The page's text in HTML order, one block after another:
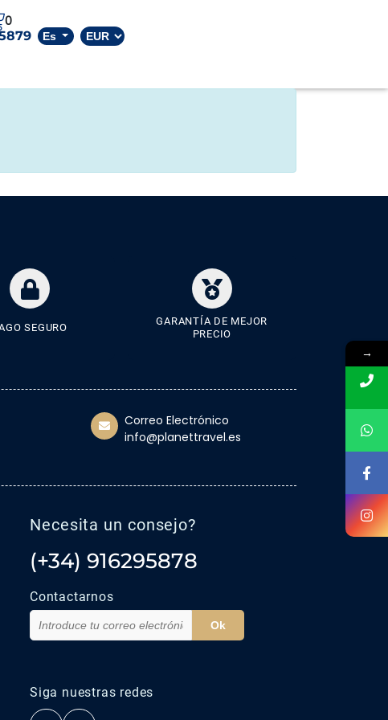
Es
0
→
SEGURO
GARANTÍA DE MEJOR
PRECIO
Correo Electrónico
info@planettravel.es
Necesita un consejo?
(+34) 916295878
Contactarnos
Ok
Siga nuestras redes